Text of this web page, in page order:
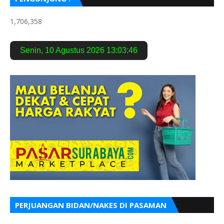
1,706,358
Senin, 10 Agustus 2026 13:03:47
PERJUANGAN BIDAN/NAKES DI PASAMAN